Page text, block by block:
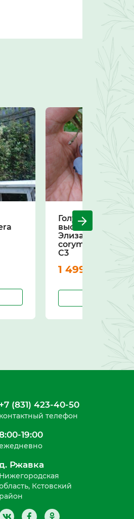
Голубика
высокорослая
Элизабет/
corymbosum
С3
1 499
+7 (831) 423-40-50
контактный телефон
19:00
Ржавка
Нижегородская
Кстовский
район